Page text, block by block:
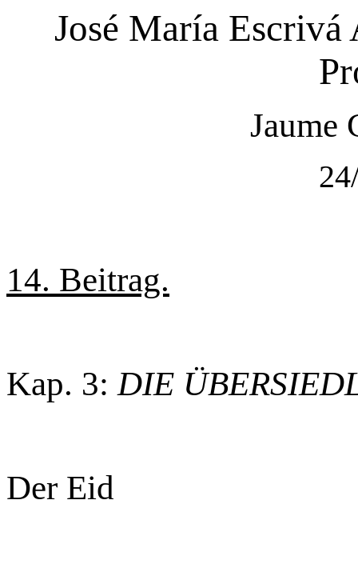
José María
Jaume
14. Beitrag.
Kap. 3: DIE
Der Eid